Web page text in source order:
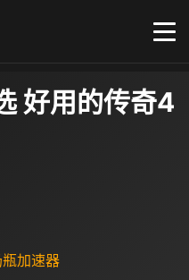
好用的传奇4
加速器